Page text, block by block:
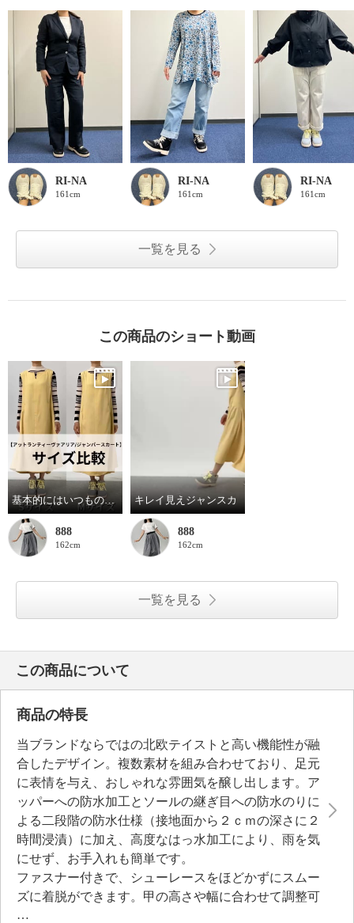
RI-NA
161cm
RI-NA
161cm
RI-NA
161cm
一覧を見る
この商品のショート動画
基本的にはいつものサイズで！
888
162cm
キレイ見えジャンスカ
888
162cm
一覧を見る
この商品について
商品の特長
当ブランドならではの北欧テイストと高い機能性が融
合したデザイン。複数素材を組み合わせており、足元
に表情を与え、おしゃれな雰囲気を醸し出します。ア
ッパーへの防水加工とソールの継ぎ目への防水のりに
よる二段階の防水仕様（接地面から２ｃｍの深さに２
時間浸漬）に加え、高度なはっ水加工により、雨を気
にせず、お手入れも簡単です。
ファスナー付きで、シューレースをほどかずにスムー
ズに着脱ができます。甲の高さや幅に合わせて調整可
能で、ぴったりとしたフィット感を実現。履き口周り